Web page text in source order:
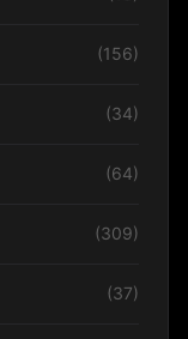
(156)
(34)
(64)
(309)
(37)